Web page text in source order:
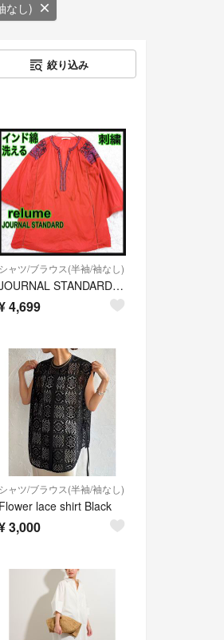
なし)
絞り込み
シャツ/ブラウス(半袖/袖なし)
JOURNAL STANDARD relume インド綿 エスニック刺繍 ブラウス チュニック 赤レッドタッセル エンブロイダリー
4,699
シャツ/ブラウス(半袖/袖なし)
Flower lace shirt Black
3,000